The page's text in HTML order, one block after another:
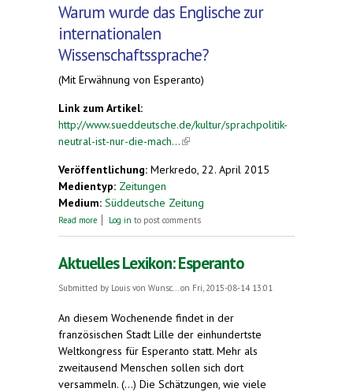
Warum wurde das Englische zur
internationalen
Wissenschaftssprache?
(Mit Erwähnung von Esperanto)
Link zum Artikel:
http://www.sueddeutsche.de/kultur/sprachpolitik-
neutral-ist-nur-die-mach...(link is external)
Veröffentlichung: Merkredo, 22. April 2015
Medientyp: Zeitungen
Medium: Süddeutsche Zeitung
Read more about Neutral ist nur die Macht, die alle beherrscht
Log in to post comments
Aktuelles Lexikon: Esperanto
Submitted by Louis von Wunsc... on Fri, 2015-08-14 13:01
An diesem Wochenende findet in der
französischen Stadt Lille der einhundertste
Weltkongress für Esperanto statt. Mehr als
zweitausend Menschen sollen sich dort
versammeln. (...) Die Schätzungen, wie viele